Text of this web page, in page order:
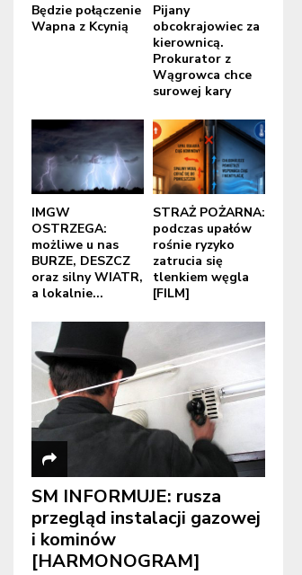
Będzie połączenie
Wapna z Kcynią
Pijany
obcokrajowiec za
kierownicą.
Prokurator z
Wągrowca chce
surowej kary
IMGW
OSTRZEGA:
możliwe u nas
BURZE, DESZCZ
oraz silny WIATR,
a lokalnie...
STRAŻ POŻARNA:
podczas upałów
rośnie ryzyko
zatrucia się
tlenkiem węgla
[FILM]
SM INFORMUJE: rusza
przegląd instalacji gazowej
i kominów
[HARMONOGRAM]